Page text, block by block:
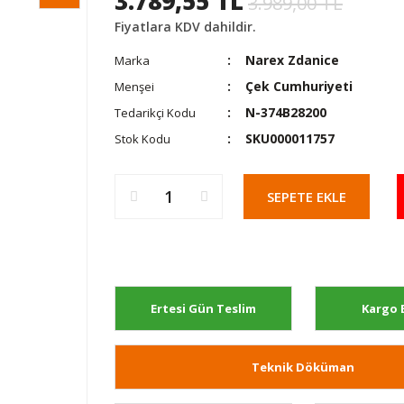
Fiyatlara KDV dahildir.
Marka Narex Zdanice
Menşei Çek Cumhuriyeti
Tedarikçi Kodu N-374B28200
Stok Kodu SKU000011757
SEPETE EKLE
Ertesi Gün Teslim Kargo
Teknik Döküman